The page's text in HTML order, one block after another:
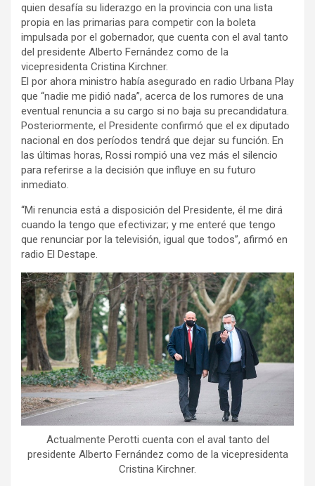
quien desafía su liderazgo en la provincia con una lista
propia en las primarias para competir con la boleta
impulsada por el gobernador, que cuenta con el aval tanto
del presidente Alberto Fernández como de la
vicepresidenta Cristina Kirchner.
El por ahora ministro había asegurado en radio Urbana Play
que “nadie me pidió nada”, acerca de los rumores de una
eventual renuncia a su cargo si no baja su precandidatura.
Posteriormente, el Presidente confirmó que el ex diputado
nacional en dos períodos tendrá que dejar su función. En
las últimas horas, Rossi rompió una vez más el silencio
para referirse a la decisión que influye en su futuro
inmediato.
“Mi renuncia está a disposición del Presidente, él me dirá
cuando la tengo que efectivizar; y me enteré que tengo
que renunciar por la televisión, igual que todos”, afirmó en
radio El Destape.
Actualmente Perotti cuenta con el aval tanto del
presidente Alberto Fernández como de la vicepresidenta
Cristina Kirchner.